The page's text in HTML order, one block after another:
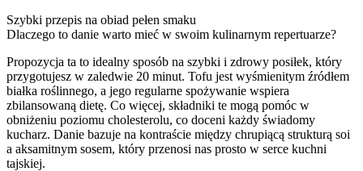
Szybki przepis na obiad pełen smaku
Dlaczego to danie warto mieć w swoim kulinarnym repertuarze?
Propozycja ta to idealny sposób na szybki i zdrowy posiłek, który
przygotujesz w zaledwie 20 minut. Tofu jest wyśmienitym źródłem
białka roślinnego, a jego regularne spożywanie wspiera
zbilansowaną dietę. Co więcej, składniki te mogą pomóc w
obniżeniu poziomu cholesterolu, co doceni każdy świadomy
kucharz. Danie bazuje na kontraście między chrupiącą strukturą soi
a aksamitnym sosem, który przenosi nas prosto w serce kuchni
tajskiej.